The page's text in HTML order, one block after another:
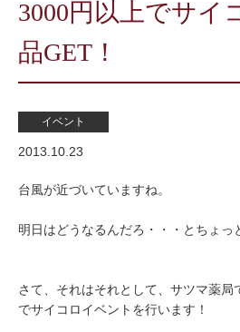
3000円以上でサイ
品GET！
イベント
2013.10.23
台風が近づいていますね。
明日はどうなるんだろ・・・とちょっ
さて、それはそれとして、サツマ薬局
でサイコロイベントを行います！